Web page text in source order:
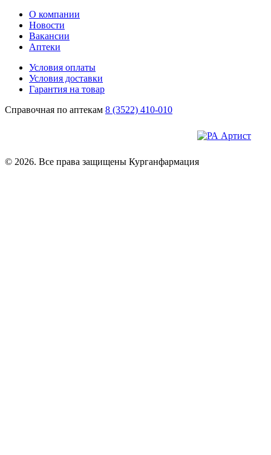
О компании
Новости
Вакансии
Аптеки
Условия оплаты
Условия доставки
Гарантия на товар
Справочная по аптекам 8 (3522) 410-010
© 2026. Все права защищены Курганфармация